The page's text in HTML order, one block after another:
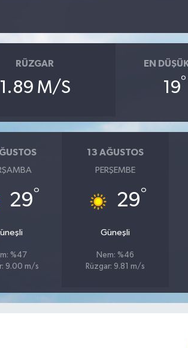
RÜZGAR
1.89 M/S
EN
19°
29°
%47
9.00 m/s
13 AĞUSTOS
PERŞEMBE
29°
Güneşli
Nem: %46
Rüzgar: 9.81 m/s